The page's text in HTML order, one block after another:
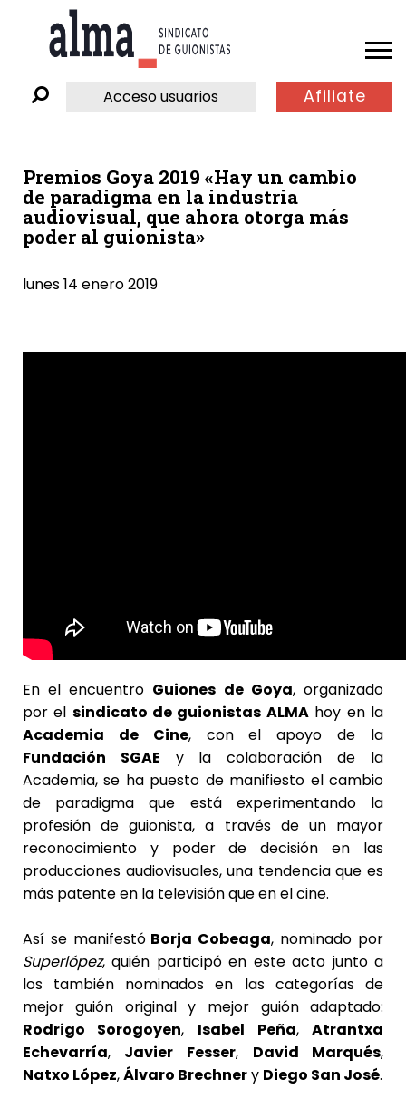
Acceso usuarios Afiliate
Premios Goya 2019 «Hay un cambio
de paradigma en la industria
audiovisual, que ahora otorga más
poder al guionista»
lunes 14 enero 2019
En el encuentro Guiones de Goya, organizado
por el sindicato de guionistas ALMAhoy en la
Academia de Cine, con el apoyo de la
Fundación SGAE y la colaboración de la
Academia, se ha puesto de manifiesto el cambio
de paradigma que está experimentando la
profesión de guionista, a través de un mayor
reconocimiento y poder de decisión en las
producciones audiovisuales, una tendencia que es
más patente en la televisión que en el cine.
Así se manifestóBorja Cobeaga, nominado por
Superlópez, quién participó en este acto junto a
los también nominados en las categorías de
mejor guión original y mejor guión adaptado:
Rodrigo Sorogoyen, Isabel Peña,Atrantxa
Echevarría, Javier Fesser, David Marqués,
Natxo López,Álvaro Brechnery Diego San José.